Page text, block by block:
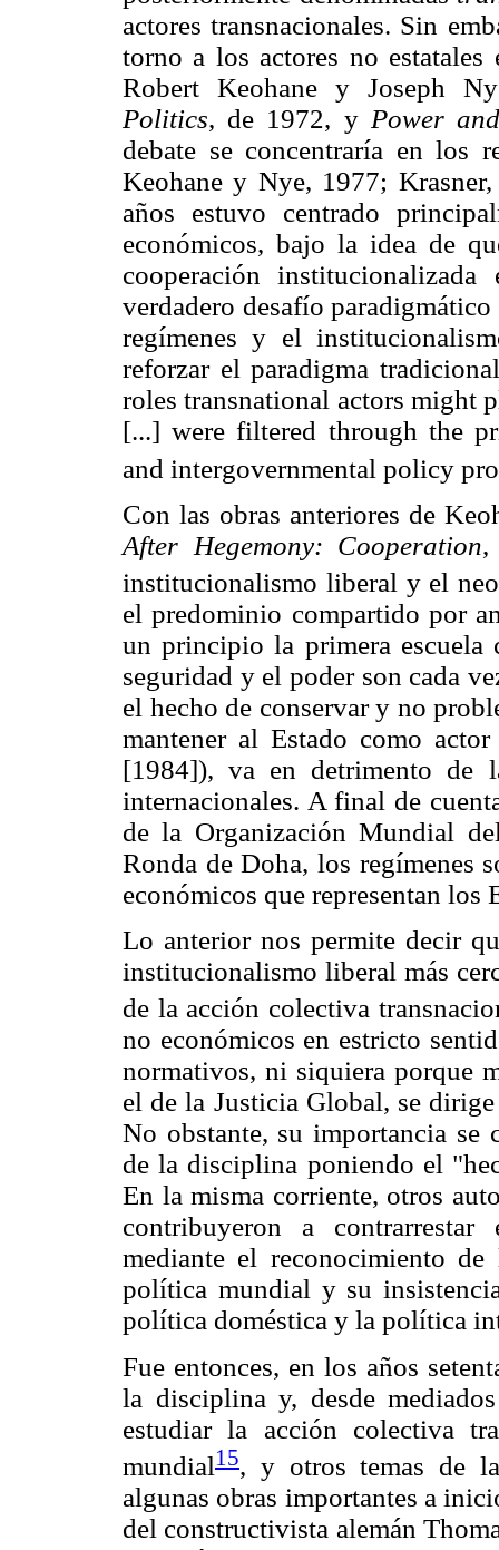
actores transnacionales. Sin
torno a los actores no
Robert Keohane y Joseph
Politics, de 1972, y Power
debate se concentraría en los
Keohane y Nye, 1977;
años estuvo centrado
económicos, bajo la idea de
cooperación
verdadero desafío
regímenes y el
reforzar el paradigma
roles transnational actors might
[...] were filtered through the
and intergovernmental policy
Con las obras anteriores de
After Hegemony: Cooperation,
institucionalismo liberal y el
el predominio compartido por
un principio la primera escuela
seguridad y el poder son cada
el hecho de conservar y no
mantener al Estado como
[1984]), va en detrimento de
internacionales. A final de
de la Organización Mundial
Ronda de Doha, los regímenes
económicos que representan los
Lo anterior nos permite decir
institucionalismo liberal más
de la acción colectiva
no económicos en estricto
normativos, ni siquiera porque
el de la Justicia Global, se
No obstante, su importancia se
de la disciplina poniendo el
En la misma corriente, otros
contribuyeron a
mediante el reconocimiento
política mundial y su
política doméstica y la política
Fue entonces, en los años
la disciplina y, desde
estudiar la acción colectiva
mundial15, y otros temas de
algunas obras importantes a
del constructivista alemán